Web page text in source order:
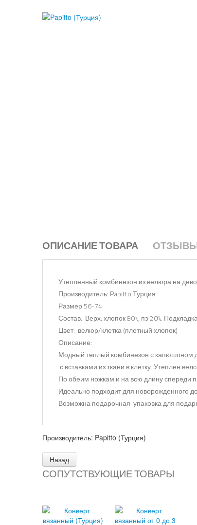
ОПИСАНИЕ ТОВАРА
Утепленный комбинезон из велюра на
Производитель: Papitto Турция
Размер 56-74
Состав: Верх: хлопок 80%, пэ 20%.
Цвет: велюр/клетка (плотный хлопок)
Описание:
Модный теплый комбинезон с капюшоном
с вставками из ткани в клетку. Утеплен
По обеим ножкам и на всю длину спереди
Идеально подходит для новорожденного
Возможна подарочная упаковка для
Производитель: Papitto (Турция)
СОПУТСТВУЮЩИЕ ТОВАРЫ